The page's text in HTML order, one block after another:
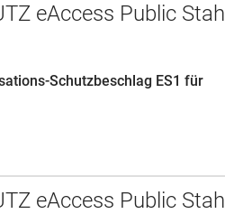
eAccess Public
Schutzbeschlag ES1 für
eAccess Public